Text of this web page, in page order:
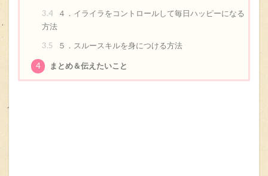
3.4
４．イライラをコントロールして毎日ハッピーになる
方法
3.5
５．スルースキルを身につける方法
4 まとめ＆伝えたいこと